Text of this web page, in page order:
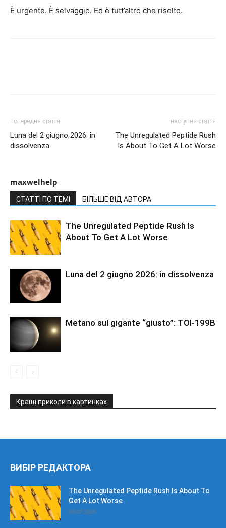
È urgente. È selvaggio. Ed è tutt’altro che risolto.
попередня стаття
Luna del 2 giugno 2026: in
dissolvenza
наступна стаття
The Unregulated Peptide Rush
Is About To Get A Lot Worse
maxwelhelp
СТАТТІ ПО ТЕМІ БІЛЬШЕ ВІД АВТОРА
The Unregulated Peptide Rush Is
About To Get A Lot Worse
Luna del 2 giugno 2026: in dissolvenza
Metano sul gigante “giusto”: TOI-199B
Кращі приколи в картинках
ВИБІР РЕДАКТОРА
The Unregulated Peptide Rush Is About To
Get A Lot Worse
04.07.2026